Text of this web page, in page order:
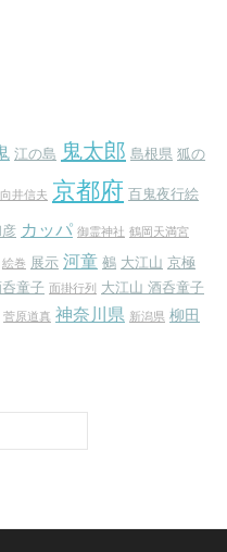
江の島 鬼太郎 島根県 狐の
向井信夫 京都府 百鬼夜行絵
カッパ 御霊神社 鶴岡天満宮
絵巻 展示 河童 鵺 大江山 京極
童子 面掛行列 大江山 酒呑童子
菅原道真 神奈川県 新潟県 柳田